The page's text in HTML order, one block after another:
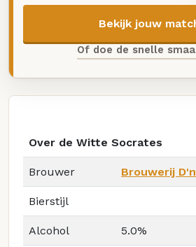
Bekijk jouw
Of doe de snelle
Over de Witte Socrates
Brouwer Brouwerij
Bierstijl
Alcohol 5.0%